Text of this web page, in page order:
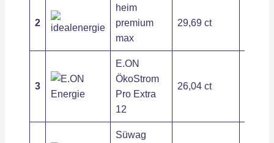
2
heim
premium
max
29,69 ct
3
E.ON
ÖkoStrom
Pro Extra
12
26,04 ct
Süwag